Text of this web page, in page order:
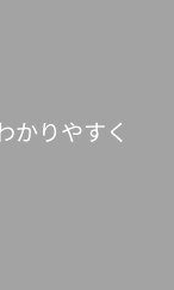
かりやすく